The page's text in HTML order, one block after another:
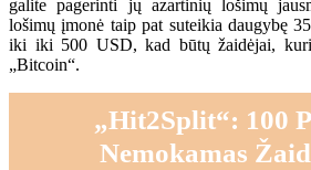
galite pagerinti jų azartinių lošimų
lošimų įmonė taip pat suteikia daugybę
iki iki 500 USD, kad būtų žaidėjai,
„Bitcoin“.
„Hit2Split“: 100
Nemokamas